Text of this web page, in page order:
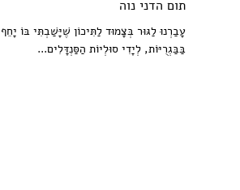
תום הדני נוה
עָבַרְנוּ לַגּוּר בְּצָמוּד לַתִּיכוֹן שֶׁיָּשַׁבְתִּי בּוֹ יָחֵף
בַּבַּגְרֻיּוֹת, לְיָדִי סוּלְיוֹת הַסַּנְדָּלִים...